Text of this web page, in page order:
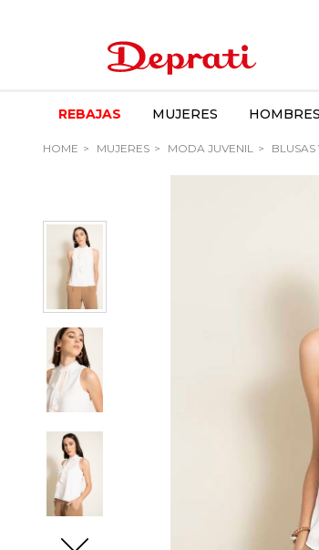
REBAJAS MUJERES HOMBRES
HOME MUJERES MODA JUVENIL BLUSAS